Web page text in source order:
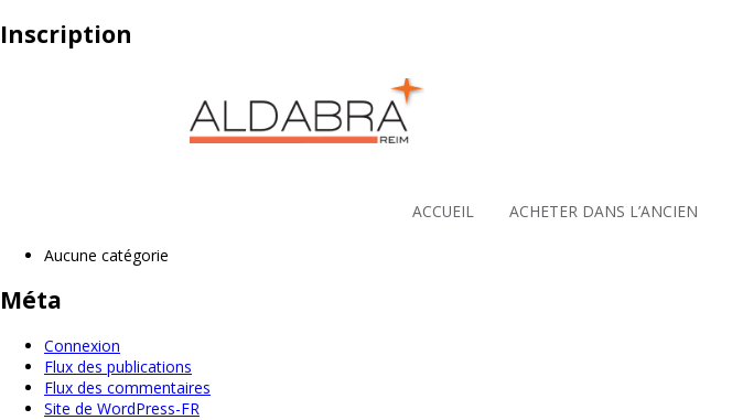
ACCUEIL ACHETER DANS L’ANCIEN
Inscription
[ultimatemember form_id= »1133″]
Commentaires récents
Aucune catégorie
Méta
Connexion
Flux des publications
Flux des commentaires
Site de WordPress-FR